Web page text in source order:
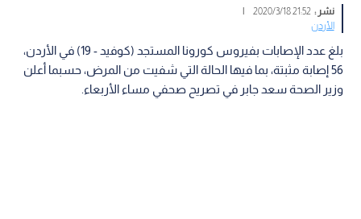
نشر :21:52 2020/3/18
|
الأردن
بلغ عدد الإصابات بفيروس كورونا المستجد (كوفيد - 19) في الأردن،
56 إصابة مثبتة، بما فيها الحالة التي شفيت من المرض، حسبما أعلن
وزير الصحة سعد جابر في تصريح صحفي مساء الأربعاء.